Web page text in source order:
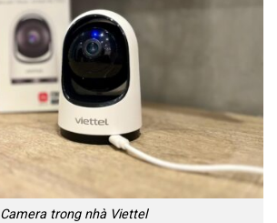
Camera trong nhà Viettel